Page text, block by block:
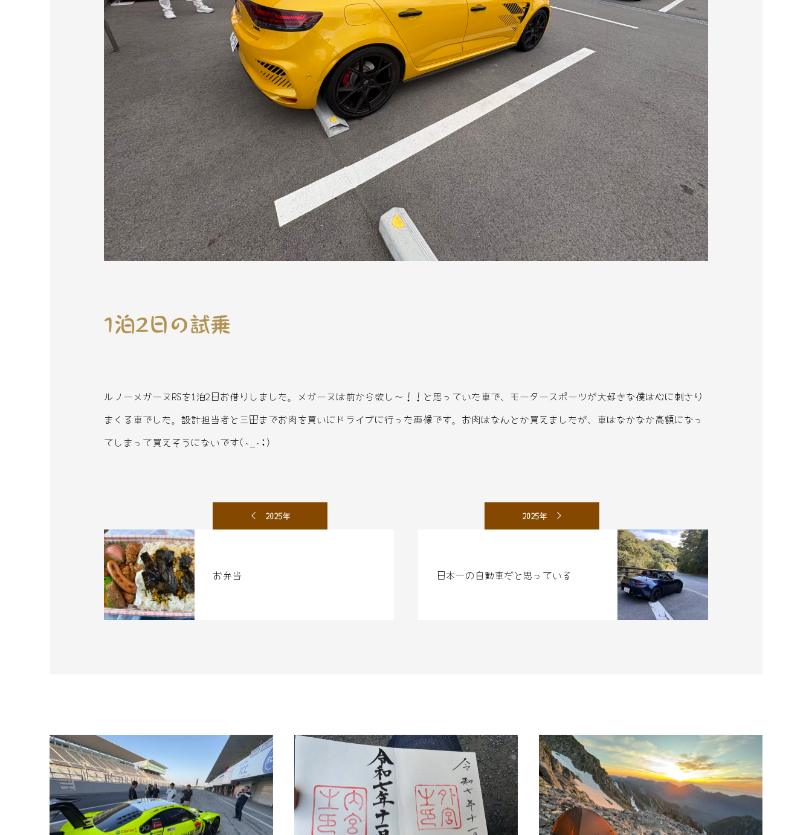
1泊2日の試乗
ルノーメガーヌRSを1泊2日お借りしました。メガーヌは前から欲し～！！と思っていた車で、モータースポーツが大好きな僕は心に刺さり
まくる車でした。設計担当者と三田までお肉を買いにドライブに行った画像です。お肉はなんとか買えましたが、車はなかなか高額になっ
てしまって買えそうにないです(~_~;)
2025年
お弁当
2025年
日本一の自動車だと思っている